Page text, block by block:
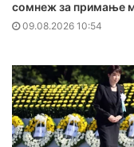
сомнеж за примање
09.08.2026 10:54